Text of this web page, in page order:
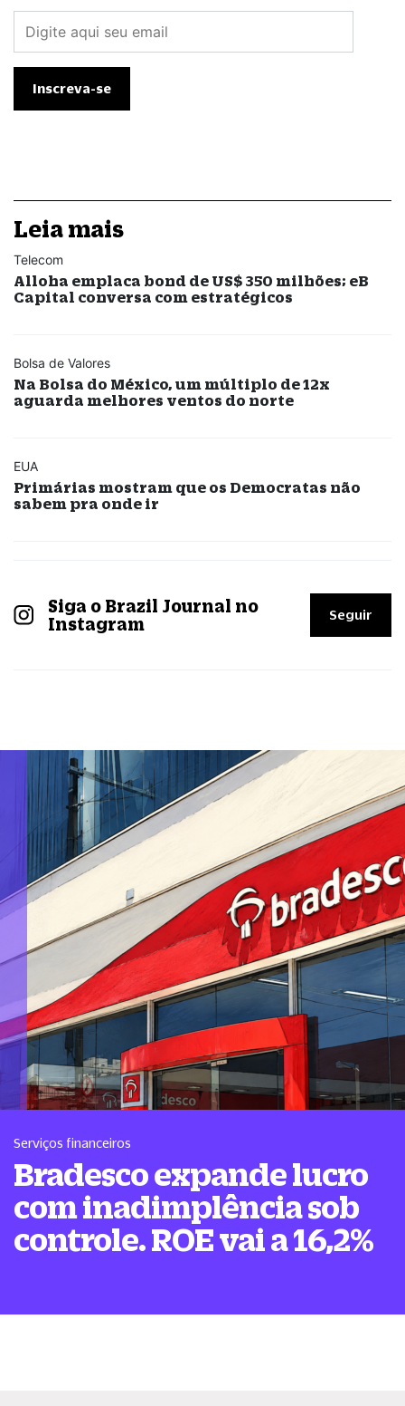
Leia mais
Telecom
Alloha emplaca bond de US$ 350 milhões; eB
Capital conversa com estratégicos
Bolsa de Valores
Na Bolsa do México, um múltiplo de 12x
aguarda melhores ventos do norte
EUA
Primárias mostram que os Democratas não
sabem pra onde ir
Siga o Brazil Journal no
Instagram
Seguir
Serviços financeiros
Bradesco expande lucro
com inadimplência sob
controle. ROE vai a 16,2%